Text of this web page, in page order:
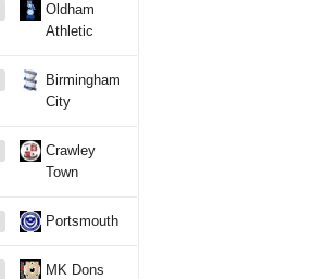
Oldham
Athletic
Birmingham
City
Crawley
Town
Portsmouth
MK Dons